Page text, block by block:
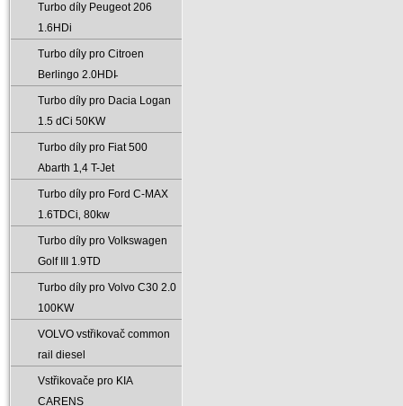
Turbo díly Peugeot 206
1.6HDi
Turbo díly pro Citroen
Berlingo 2.0HDI̵
Turbo díly pro Dacia Logan
1.5 dCi 50KW
Turbo díly pro Fiat 500
Abarth 1‚4 T-Jet
Turbo díly pro Ford C-MAX
1.6TDCi‚ 80kw
Turbo díly pro Volkswagen
Golf III 1.9TD
Turbo díly pro Volvo C30 2.0
100KW
VOLVO vstřikovač common
rail diesel
Vstřikovače pro KIA
CARENS